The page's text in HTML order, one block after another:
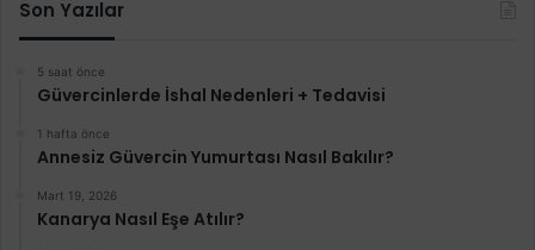
Son Yazılar
5 saat önce
Güvercinlerde İshal Nedenleri + Tedavisi
1 hafta önce
Annesiz Güvercin Yumurtası Nasıl Bakılır?
Mart 19, 2026
Kanarya Nasıl Eşe Atılır?